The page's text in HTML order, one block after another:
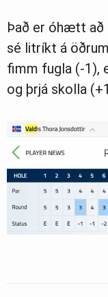
Það er óhætt að
sé litríkt á
fimm fugla (-1),
og þrjá skolla